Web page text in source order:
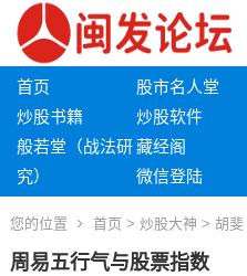
首页 股市名人堂
炒股书籍
炒股软件
般若堂（战法研
究）
藏经阁
微信登陆
您的位置 首页 > 炒股大神 > 胡斐
周易五行气与股票指数